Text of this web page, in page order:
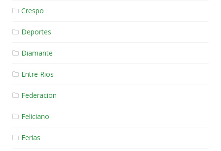
Crespo
Deportes
Diamante
Entre Rios
Federacion
Feliciano
Ferias